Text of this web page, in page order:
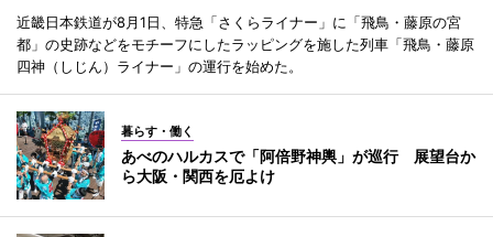
近畿日本鉄道が8月1日、特急「さくらライナー」に「飛鳥・藤原の宮
都」の史跡などをモチーフにしたラッピングを施した列車「飛鳥・藤原
四神（しじん）ライナー」の運行を始めた。
暮らす・働く
あべのハルカスで「阿倍野神輿」が巡行 展望台か
ら大阪・関西を厄よけ